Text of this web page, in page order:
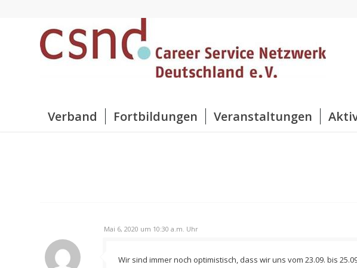
Verband Fortbildungen Veranstaltungen
Mai 6, 2020 um 10:30 a.m. Uhr
Wir sind immer noch optimistisch, dass wir uns vom 23.09. bis